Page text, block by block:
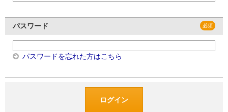
パスワード
パスワードを忘れた方はこちら